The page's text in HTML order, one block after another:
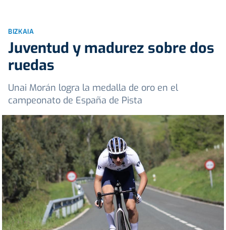
BIZKAIA
Juventud y madurez sobre dos
ruedas
Unai Morán logra la medalla de oro en el
campeonato de España de Pista